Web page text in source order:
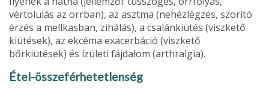
vértolulás az orrban), az asztma (nehézlégzés, szorító
érzés a mellkasban, zihálás), a csalánki­ütés (viszkető
kiütések), az ekcéma exacerbáció (viszkető
bőrkiütések) és ízületi fájdalom (arthralgia).
Étel-összeférhetetlenség